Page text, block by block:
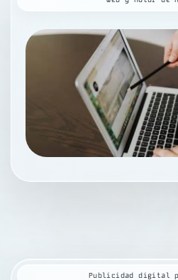
Publicidad digital